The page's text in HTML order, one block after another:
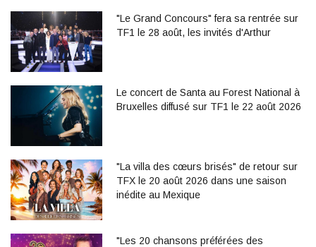
"Le Grand Concours" fera sa rentrée sur
TF1 le 28 août, les invités d'Arthur
Le concert de Santa au Forest National à
Bruxelles diffusé sur TF1 le 22 août 2026
"La villa des cœurs brisés" de retour sur
TFX le 20 août 2026 dans une saison
inédite au Mexique
"Les 20 chansons préférées des